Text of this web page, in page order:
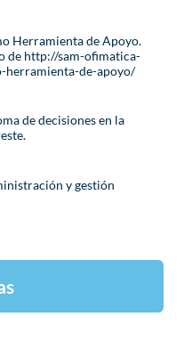
Herramienta de Apoyo.
de http://sam-ofimatica-
herramienta-de-apoyo/
de decisiones en la
y gestión